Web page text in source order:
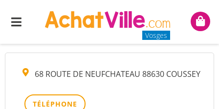
Menu
Vosges
Mon
PERLE DE JADE
68 ROUTE DE NEUFCHATEAU 88630 COUSSEY
TÉLÉPHONE